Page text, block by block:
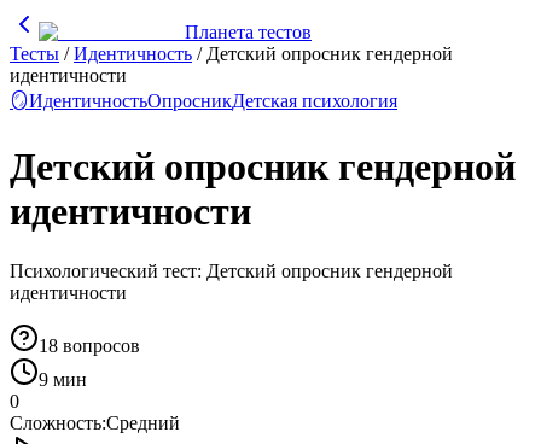
Планета тестов
Тесты /Идентичность / Детский опросник гендерной
идентичности
🪞ИдентичностьОпросникДетская психология
Детский опросник гендерной
идентичности
Психологический тест: Детский опросник гендерной
идентичности
18 вопросов
9 мин
0
Сложность:Средний